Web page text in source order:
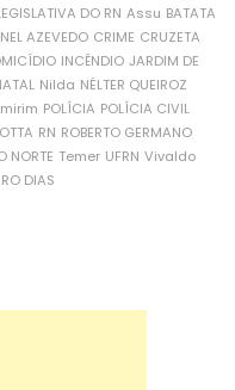
DO RN Assu BATATA
AZEVEDO CRIME CRUZETA
INCÊNDIO JARDIM DE
Nilda NÉLTER QUEIROZ
POLÍCIA POLÍCIA CIVIL
RN ROBERTO GERMANO
NORTE Temer UFRN Vivaldo
DIAS